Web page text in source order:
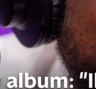
album: